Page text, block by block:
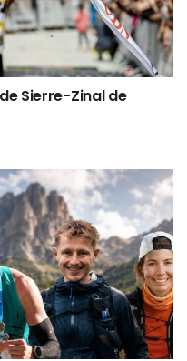
Sierre-Zinal de